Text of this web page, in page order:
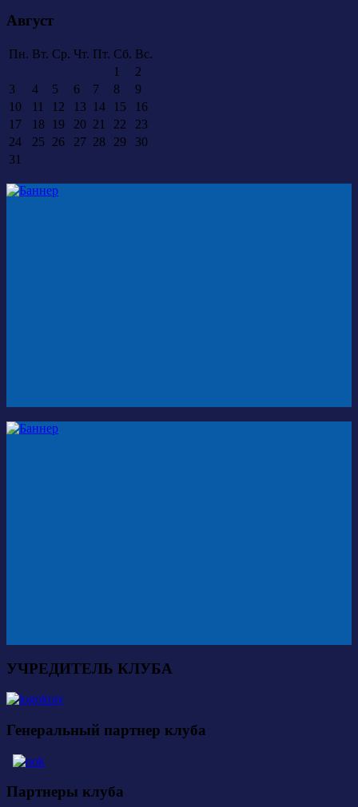
Август
Пн. Вт. Ср. Чт. Пт. Сб. Вс.
1
2
3
4 5 6 7 8
9
10
11 12 13 14 15
16
17
18 19 20 21 22
23
24
25 26 27 28 29
30
31
УЧРЕДИТЕЛЬ КЛУБА
Генеральный партнер клуба
Партнеры клуба